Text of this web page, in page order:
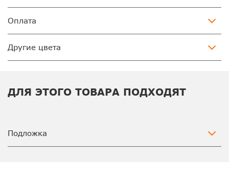
Оплата
Другие цвета
ДЛЯ ЭТОГО ТОВАРА ПОДХОДЯТ
Подложка